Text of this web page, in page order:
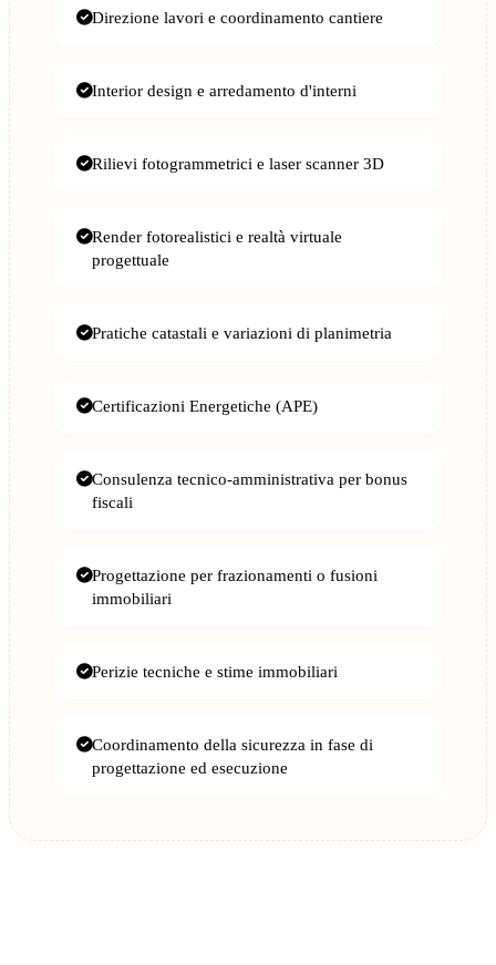
Direzione lavori e coordinamento cantiere
Interior design e arredamento d'interni
Rilievi fotogrammetrici e laser scanner 3D
Render fotorealistici e realtà virtuale
progettuale
Pratiche catastali e variazioni di planimetria
Certificazioni Energetiche (APE)
Consulenza tecnico-amministrativa per bonus
fiscali
Progettazione per frazionamenti o fusioni
immobiliari
Perizie tecniche e stime immobiliari
Coordinamento della sicurezza in fase di
progettazione ed esecuzione